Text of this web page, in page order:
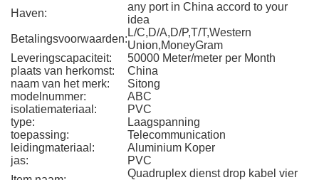
Haven:
any port in China accord to your
idea
Betalingsvoorwaarden:
L/C,D/A,D/P,T/T,Western
Union,MoneyGram
Leveringscapaciteit:
50000 Meter/meter per Month
plaats van herkomst:
China
naam van het merk:
Sitong
modelnummer:
ABC
isolatiemateriaal:
PVC
type:
Laagspanning
toepassing:
Telecommunication
leidingmateriaal:
Aluminium Koper
jas:
PVC
Quadruplex dienst drop kabel vier